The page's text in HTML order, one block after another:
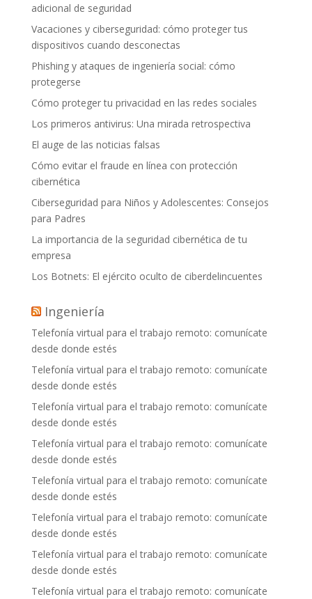
adicional de seguridad
Vacaciones y ciberseguridad: cómo proteger tus
dispositivos cuando desconectas
Phishing y ataques de ingeniería social: cómo
protegerse
Cómo proteger tu privacidad en las redes sociales
Los primeros antivirus: Una mirada retrospectiva
El auge de las noticias falsas
Cómo evitar el fraude en línea con protección
cibernética
Ciberseguridad para Niños y Adolescentes: Consejos
para Padres
La importancia de la seguridad cibernética de tu
empresa
Los Botnets: El ejército oculto de ciberdelincuentes
Ingeniería
Telefonía virtual para el trabajo remoto: comunícate
desde donde estés
Telefonía virtual para el trabajo remoto: comunícate
desde donde estés
Telefonía virtual para el trabajo remoto: comunícate
desde donde estés
Telefonía virtual para el trabajo remoto: comunícate
desde donde estés
Telefonía virtual para el trabajo remoto: comunícate
desde donde estés
Telefonía virtual para el trabajo remoto: comunícate
desde donde estés
Telefonía virtual para el trabajo remoto: comunícate
desde donde estés
Telefonía virtual para el trabajo remoto: comunícate